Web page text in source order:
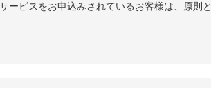
ービスをお申込みされているお客様は、原則と